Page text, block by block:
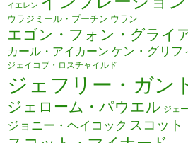
イエレン
ウラジミール・プーチン ウラン
エゴン・フォン・グライ
カール・アイカーン ケン・グリフ
ジェイコブ・ロスチャイルド
ジェフリー・ガン
ジェローム・パウエル ジェ
ジョニー・ヘイコック スコット